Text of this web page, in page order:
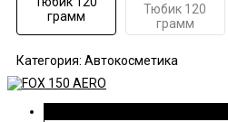
грамм
Тюбик 120
грамм
Категория: Автокосметика